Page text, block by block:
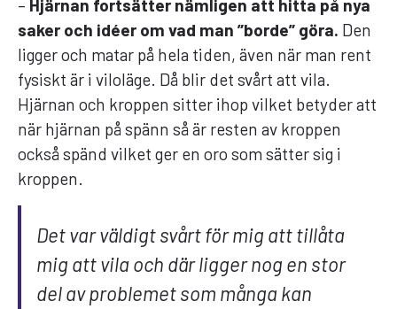
– Hjärnan fortsätter nämligen att hitta på nya
saker och idéer om vad man ”borde” göra. Den
ligger och matar på hela tiden, även när man rent
fysiskt är i viloläge. Då blir det svårt att vila.
Hjärnan och kroppen sitter ihop vilket betyder att
när hjärnan på spänn så är resten av kroppen
också spänd vilket ger en oro som sätter sig i
kroppen.
Det var väldigt svårt för mig att tillåta
mig att vila och där ligger nog en stor
del av problemet som många kan